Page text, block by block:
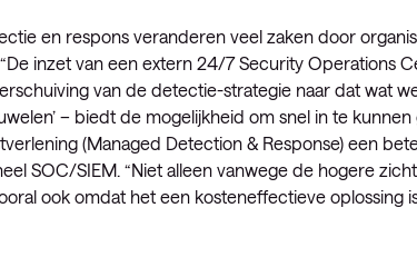
en respons veranderen veel zaken door
inzet van een extern 24/7 Security Operations
van de detectie-strategie naar dat wat
– biedt de mogelijkheid om snel in te
(Managed Detection & Response) een
SOC/SIEM. “Niet alleen vanwege de hogere
ook omdat het een kosteneffectieve oplossing